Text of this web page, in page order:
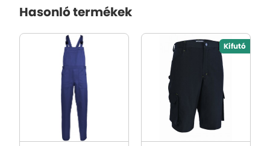
Hasonló termékek
Kifutó